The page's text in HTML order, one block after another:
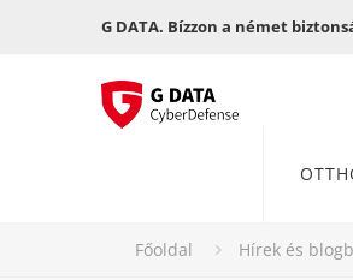
G DATA. Bízzon a német
Főoldal Hírek és